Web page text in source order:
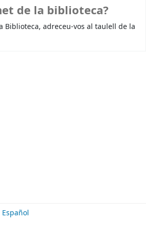
de la biblioteca?
Biblioteca, adreceu-vos al taulell de la
Español